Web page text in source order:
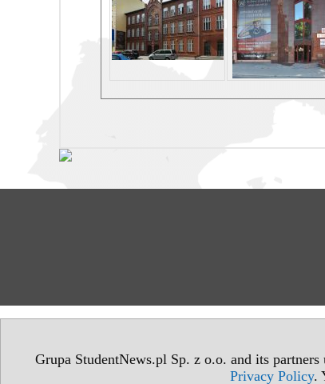
Grupa StudentNews.pl Sp. z o.o. and its
Privacy Policy.